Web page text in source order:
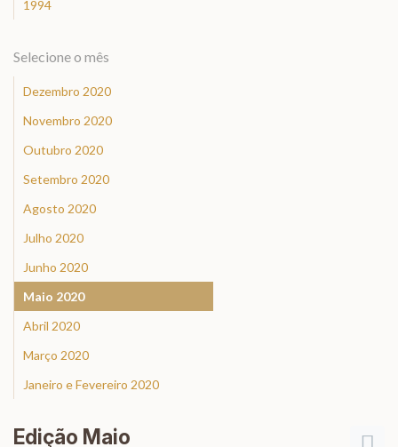
1994
Selecione o mês
Dezembro 2020
Novembro 2020
Outubro 2020
Setembro 2020
Agosto 2020
Julho 2020
Junho 2020
Maio 2020
Abril 2020
Março 2020
Janeiro e Fevereiro 2020
Edição Maio